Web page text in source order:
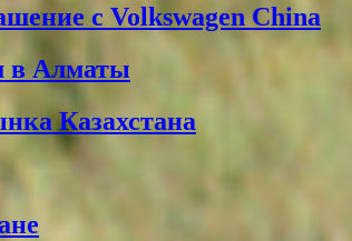
с Volkswagen China
в Алматы
Казахстана